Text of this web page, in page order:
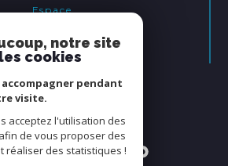
Espace
se connecter
Nous
ADHÉRONS
notre site
cookies
pendant
visite.
acceptez l'utilisation des
de vous proposer des
réaliser des statistiques !